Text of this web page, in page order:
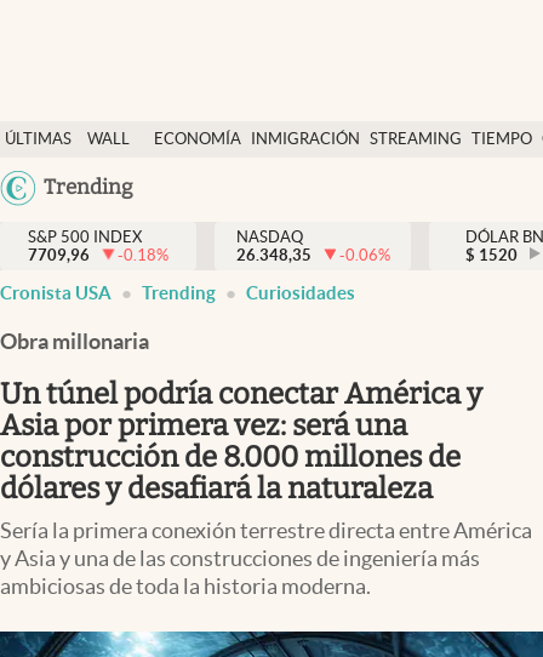
ÚLTIMAS
NOTICIAS
WALL
DÓLAR
ECONOMÍA INMIGRACIÓN STREAMING TIEMPO
México
Trending
Finanzas y economía
Wall Street y dólar
Inmigración
Espiritual
Streaming
Lifestyle
S&P 500 INDEX
7709,96
-0.18%
NASDAQ
26.348,35
-0.06%
DÓLAR
$ 1520
Cronista USA Trending Curiosidades
Obra millonaria
Un túnel podría conectar América y
Asia por primera vez: será una
construcción de 8.000 millones de
dólares y desafiará la naturaleza
Sería la primera conexión terrestre directa entre América
y Asia y una de las construcciones de ingeniería más
ambiciosas de toda la historia moderna.